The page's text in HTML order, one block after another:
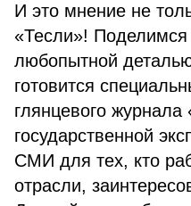
И это мнение не
«Тесли»! Поделимся
любопытной
готовится
глянцевого журнала
государственной
СМИ для тех, кто
отрасли,